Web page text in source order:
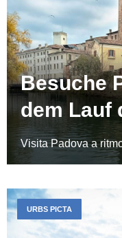
Besuche
dem Lauf
Visita Padova a
URBS PICTA